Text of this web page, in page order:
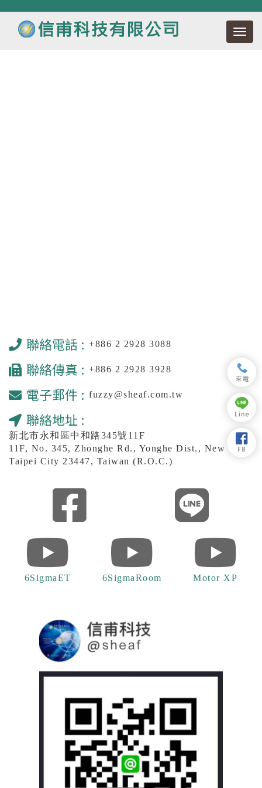
聯絡電話 : +886 2 2928 3088
聯絡傳真 : +886 2 2928 3928
電子郵件 : fuzzy@sheaf.com.tw
聯絡地址 :
新北市永和區中和路345號11F
11F, No. 345, Zhonghe Rd., Yonghe Dist., New
Taipei City 23447, Taiwan (R.O.C.)
6SigmaET 6SigmaRoom Motor XP